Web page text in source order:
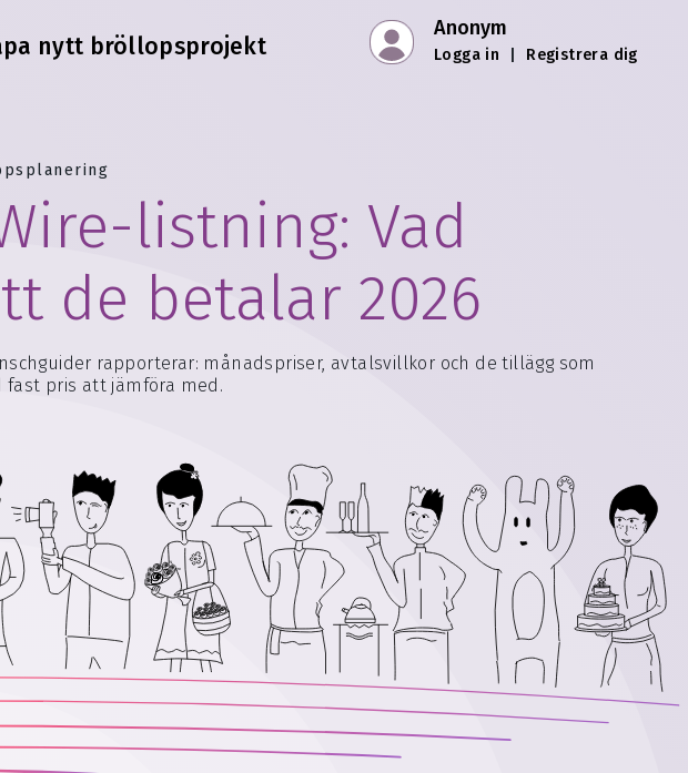
nytt bröllopsprojekt
Anonym
Logga in Registrera dig
listning: Vad
de betalar 2026
rapporterar: månadspriser, avtalsvillkor och de tillägg som
pris att jämföra med.